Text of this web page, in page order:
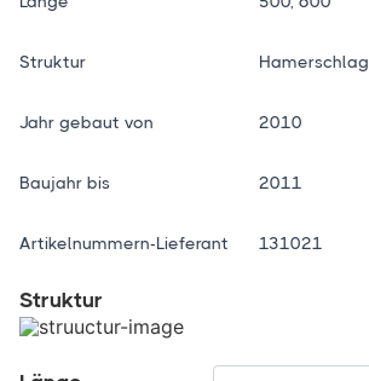
Struktur Hamerschlag
Jahr gebaut von 2010
Baujahr bis 2011
Artikelnummern-Lieferant 131021
Struktur